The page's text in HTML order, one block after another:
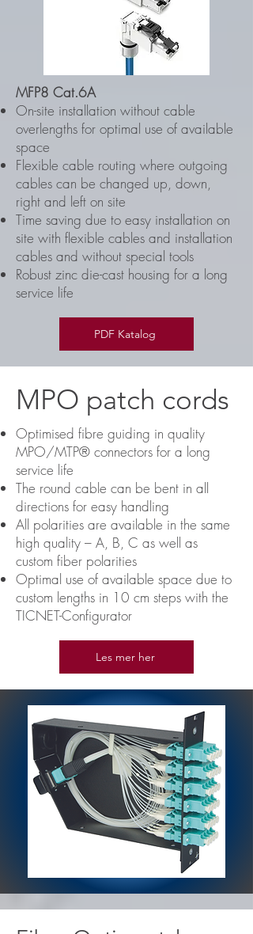
MFP8 Cat.6A
On-site installation without cable
overlengths for optimal use of available
space
Flexible cable routing where outgoing
cables can be changed up, down,
right and left on site
Time saving due to easy installation on
site with flexible cables and installation
cables and without special tools
Robust zinc die-cast housing for a long
service life
PDF Katalog
MPO patch cords
Optimised fibre guiding in quality
MPO/MTP® connectors for a long
service life
The round cable can be bent in all
directions for easy handling
All polarities are available in the same
high quality – A, B, C as well as
custom fiber polarities
Optimal use of available space due to
custom lengths in 10 cm steps with the
TICNET-Configurator
Les mer her